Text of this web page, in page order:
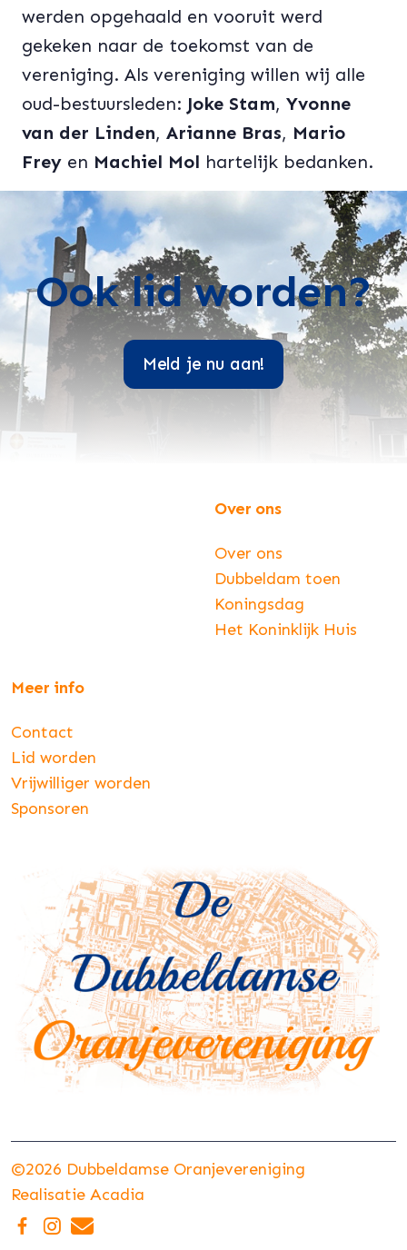
werden opgehaald en vooruit werd
gekeken naar de toekomst van de
vereniging. Als vereniging willen wij alle
oud-bestuursleden: Joke Stam, Yvonne
van der Linden, Arianne Bras, Mario
Frey en Machiel Mol hartelijk bedanken.
Ook lid worden?
Meld je nu aan!
Over ons
Over ons
Dubbeldam toen
Koningsdag
Het Koninklijk Huis
Meer info
Contact
Lid worden
Vrijwilliger worden
Sponsoren
©2026 Dubbeldamse Oranjevereniging
Realisatie Acadia